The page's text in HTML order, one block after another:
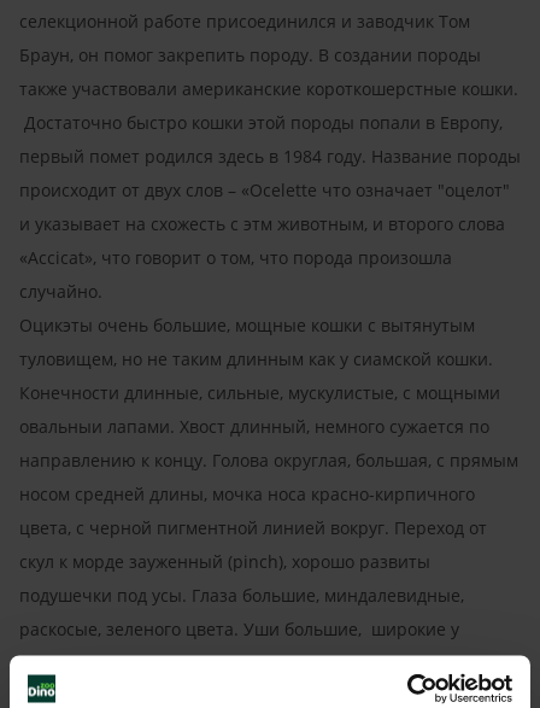
селекционной работе присоединился и заводчик Том
Браун, он помог закрепить породу. В создании породы
также участвовали американские короткошерстные кошки.
Достаточно быстро кошки этой породы попали в Европу,
первый помет родился здесь в 1984 году. Название породы
происходит от двух слов – «Ocelette что означает "оцелот"
и указывает на схожесть с этм животным, и второго слова
«Accicat», что говорит о том, что порода произошла
случайно.
Оцикэты очень большие, мощные кошки с вытянутым
туловищем, но не таким длинным как у сиамской кошки.
Конечности длинные, сильные, мускулистые, с мощными
овальныи лапами. Хвост длинный, немного сужается по
направлению к концу. Голова округлая, большая, с прямым
носом средней длины, мочка носа красно-кирпичного
цвета, с черной пигментной линией вокруг. Переход от
скул к морде зауженный (pinch), хорошо развиты
подушечки под усы. Глаза большие, миндалевидные,
раскосые, зеленого цвета. Уши большие, широкие у
основания. Самой необычной чертой оцикэта является его
шерсть, отличающая породу от любой другой кошки.